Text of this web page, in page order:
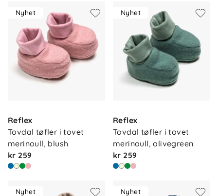
Nyhet
Reflex
Tovdal tøfler i tovet
merinoull, blush
kr 259
Nyhet
Reflex
Tovdal tøfler i tovet
merinoull, olivegreen
kr 259
Nyhet Nyhet